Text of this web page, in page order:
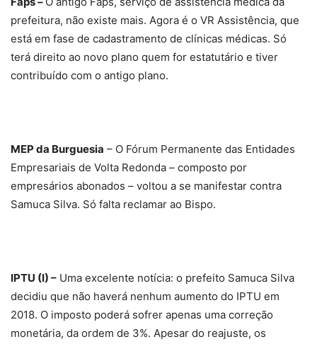
prefeitura, não existe mais. Agora é o VR Assistência, que
está em fase de cadastramento de clínicas médicas. Só
terá direito ao novo plano quem for estatutário e tiver
contribuído com o antigo plano.
MEP da Burguesia – O Fórum Permanente das Entidades
Empresariais de Volta Redonda – composto por
empresários abonados – voltou a se manifestar contra
Samuca Silva. Só falta reclamar ao Bispo.
IPTU (I) – Uma excelente notícia: o prefeito Samuca Silva
decidiu que não haverá nenhum aumento do IPTU em
2018. O imposto poderá sofrer apenas uma correção
monetária, da ordem de 3%. Apesar do reajuste, os